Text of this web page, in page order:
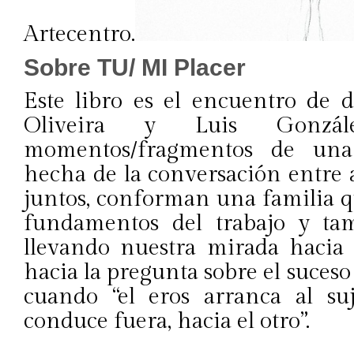
Artecentro.
Sobre TU/ MI Placer
Este libro es el encuentro de
Oliveira y Luis
momentos/fragmentos de
hecha de la conversación entre
juntos, conforman una familia
fundamentos del trabajo y
llevando nuestra mirada
hacia la pregunta sobre el
cuando “el eros arranca al
conduce fuera, hacia el otro”.